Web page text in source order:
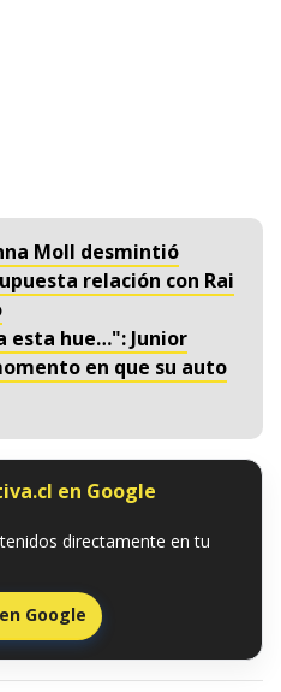
Moll desmintió
relación con Rai
esta hue…": Junior
en que su auto
en Google
directamente en tu
Google